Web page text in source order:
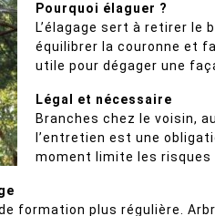
Pourquoi élaguer ?
L’élagage sert à retirer le
équilibrer la couronne et
utile pour dégager une
Légal et nécessaire
Branches chez le voisin,
l’entretien est une
moment limite les risques
formation plus régulière.